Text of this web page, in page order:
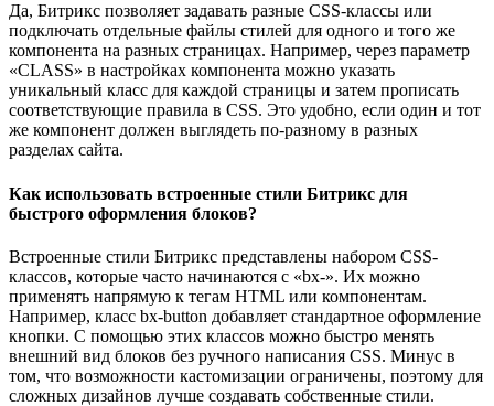
Да, Битрикс позволяет задавать разные CSS-классы или
подключать отдельные файлы стилей для одного и того же
компонента на разных страницах. Например, через параметр
«CLASS» в настройках компонента можно указать
уникальный класс для каждой страницы и затем прописать
соответствующие правила в CSS. Это удобно, если один и тот
же компонент должен выглядеть по-разному в разных
разделах сайта.
Как использовать встроенные стили Битрикс для
быстрого оформления блоков?
Встроенные стили Битрикс представлены набором CSS-
классов, которые часто начинаются с «bx-». Их можно
применять напрямую к тегам HTML или компонентам.
Например, класс bx-button добавляет стандартное оформление
кнопки. С помощью этих классов можно быстро менять
внешний вид блоков без ручного написания CSS. Минус в
том, что возможности кастомизации ограничены, поэтому для
сложных дизайнов лучше создавать собственные стили.